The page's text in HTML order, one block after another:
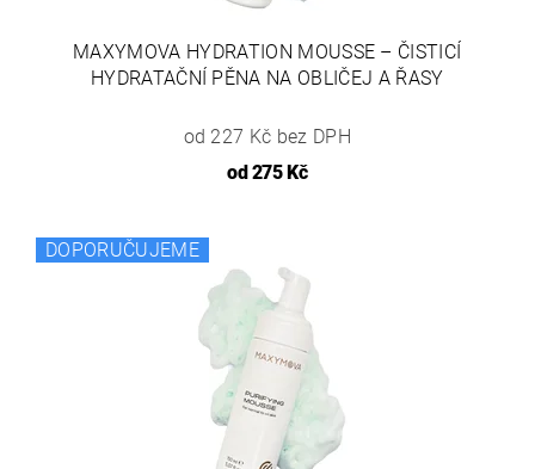
MAXYMOVA HYDRATION MOUSSE – ČISTICÍ
HYDRATAČNÍ PĚNA NA OBLIČEJ A ŘASY
od 227 Kč bez DPH
od275 Kč
DOPORUČUJEME